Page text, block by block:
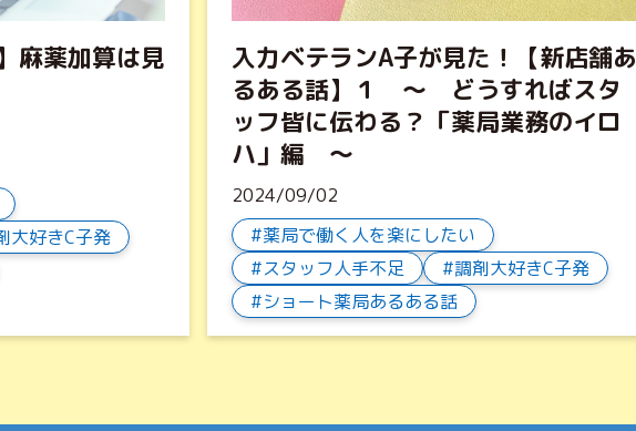
麻薬加算は見
大好きC子発
入力ベテランA子が見た！【新店舗あ
るある話】１ ～ どうすればスタ
ッフ皆に伝わる？「薬局業務のイロ
ハ」編 ～
2024/09/02
薬局で働く人を楽にしたい
スタッフ人手不足
調剤大好きC子発
ショート薬局あるある話